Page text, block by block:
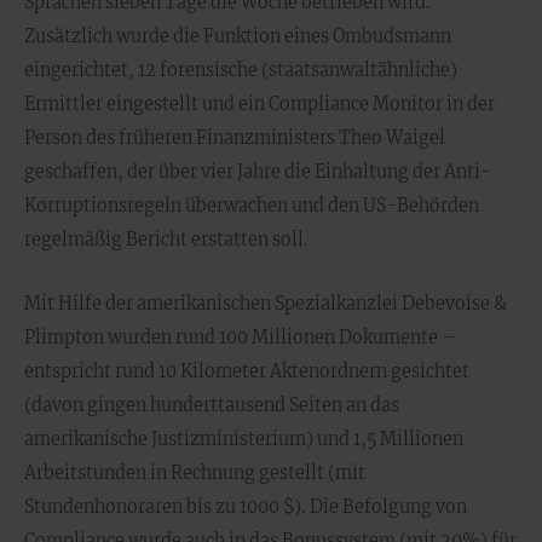
Zusätzlich wurde die Funktion eines Ombudsmann
eingerichtet, 12 forensische (staatsanwaltähnliche)
Ermittler eingestellt und ein Compliance Monitor in der
Person des früheren Finanzministers Theo Waigel
geschaffen, der über vier Jahre die Einhaltung der Anti-
Korruptionsregeln überwachen und den US-Behörden
regelmäßig Bericht erstatten soll.
Mit Hilfe der amerikanischen Spezialkanzlei Debevoise &
Plimpton wurden rund 100 Millionen Dokumente –
entspricht rund 10 Kilometer Aktenordnern gesichtet
(davon gingen hunderttausend Seiten an das
amerikanische Justizministerium) und 1,5 Millionen
Arbeitstunden in Rechnung gestellt (mit
Stundenhonoraren bis zu 1000 $). Die Befolgung von